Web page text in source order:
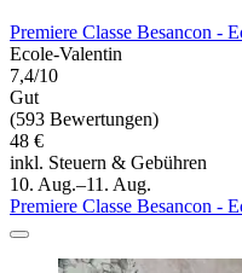
Premiere Classe Besancon -
Ecole-Valentin
7,4/10
Gut
(593 Bewertungen)
48 €
inkl. Steuern & Gebühren
10. Aug.–11. Aug.
Premiere Classe Besancon -